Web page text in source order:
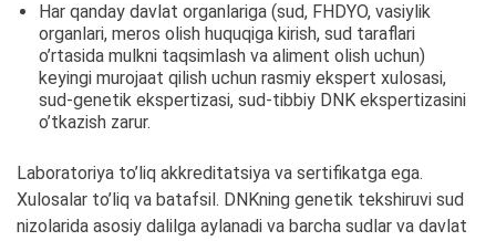
Har qanday davlat organlariga (sud, FHDYO, vasiylik
organlari, meros olish huquqiga kirish, sud taraflari
o’rtasida mulkni taqsimlash va aliment olish uchun)
keyingi murojaat qilish uchun rasmiy ekspert xulosasi,
sud-genetik ekspertizasi, sud-tibbiy DNK ekspertizasini
o’tkazish zarur.
Laboratoriya to’liq akkreditatsiya va sertifikatga ega.
Xulosalar to’liq va batafsil. DNKning genetik tekshiruvi sud
nizolarida asosiy dalilga aylanadi va barcha sudlar va davlat